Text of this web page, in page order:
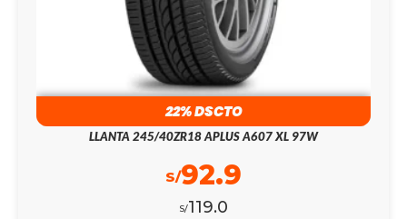
22% DSCTO
LLANTA 245/40ZR18 APLUS A607 XL 97W
S/119.0
S/92.9